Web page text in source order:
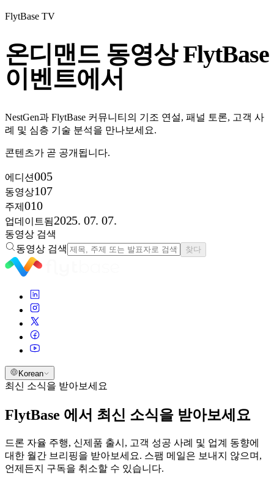
FlytBase TV
온디맨드 동영상 FlytBase
이벤트에서
NestGen과 FlytBase 커뮤니티의 기조 연설, 패널 토론, 고객 사
례 및 심층 기술 분석을 만나보세요.
콘텐츠가 곧 공개됩니다.
에디션005
동영상107
주제 010
업데이트됨2025. 07. 07.
동영상 검색
동영상 검색
찾다
Korean
최신 소식을 받아보세요
FlytBase 에서 최신 소식을 받아보세요
드론 자율 주행, 신제품 출시, 고객 성공 사례 및 업계 동향에
대한 월간 브리핑을 받아보세요. 스팸 메일은 보내지 않으며,
언제든지 구독을 취소할 수 있습니다.